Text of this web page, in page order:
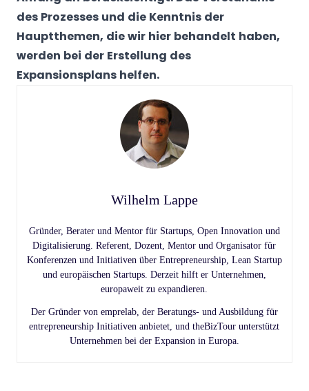
des Prozesses und die Kenntnis der
Hauptthemen, die wir hier behandelt haben,
werden bei der Erstellung des
Expansionsplans helfen.
Wilhelm Lappe
Gründer, Berater und Mentor für Startups, Open Innovation und
Digitalisierung. Referent, Dozent, Mentor und Organisator für
Konferenzen und Initiativen über Entrepreneurship, Lean Startup
und europäischen Startups. Derzeit hilft er Unternehmen,
europaweit zu expandieren.
Der Gründer von emprelab, der Beratungs- und Ausbildung für
entrepreneurship Initiativen anbietet, und theBizTour unterstützt
Unternehmen bei der Expansion in Europa.